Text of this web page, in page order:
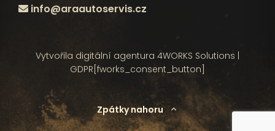
info@araautoservis.cz
Vytvořila digitální agentura 4WORKS Solutions |
GDPR [fworks_consent_button]
Zpátky nahoru